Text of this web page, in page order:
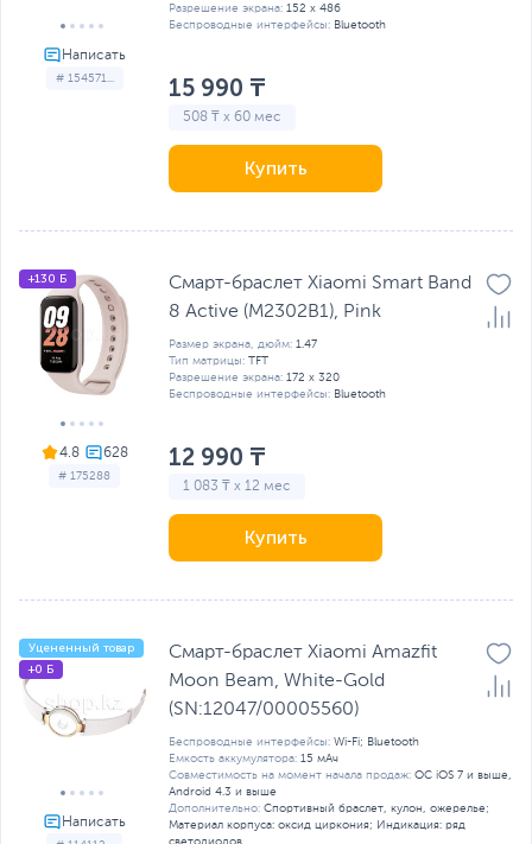
# 154571...
Разрешение экрана: 152 x 486
Беспроводные интерфейсы: Bluetooth
15 990 ₸
508 ₸ x 60 мес
Купить
4.8
# 175288
+130 Б
Смарт-браслет Xiaomi Smart Band
8 Active (M2302B1), Pink
Размер экрана, дюйм: 1.47
Тип матрицы: TFT
Разрешение экрана: 172 x 320
Беспроводные интерфейсы: Bluetooth
12 990 ₸
1 083 ₸ x 12 мес
Купить
Уцененный товар
+0 Б
Смарт-браслет Xiaomi Amazfit
Moon Beam, White-Gold
(SN:12047/00005560)
Беспроводные интерфейсы: Wi-Fi; Bluetooth
Емкость аккумулятора: 15 мАч
Совместимость на момент начала продаж: ОС iOS 7 и выше,
Android 4.3 и выше
Дополнительно: Спортивный браслет, кулон, ожерелье;
Материал корпуса: оксид циркония; Индикация: ряд
светодиодов